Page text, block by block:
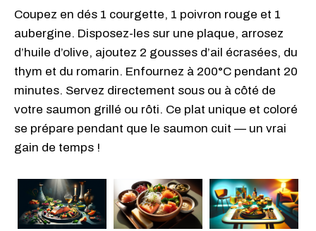
Coupez en dés 1 courgette, 1 poivron rouge et 1
aubergine. Disposez-les sur une plaque, arrosez
d’huile d’olive, ajoutez 2 gousses d’ail écrasées, du
thym et du romarin. Enfournez à 200°C pendant 20
minutes. Servez directement sous ou à côté de
votre saumon grillé ou rôti. Ce plat unique et coloré
se prépare pendant que le saumon cuit — un vrai
gain de temps !